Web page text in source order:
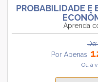
PROBABILIDADE E
Aprenda
Por Apenas:
Ou à